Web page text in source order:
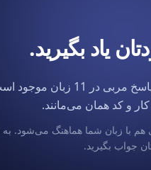
یاد بگیرید.
هر درس، کوییز و پاسخ مربی در
و کد همان می‌مانند.
با زبان شما هماهنگ می‌شود. به
جواب بگیرید.